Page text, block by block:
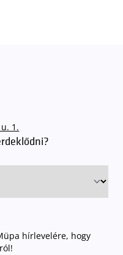
1.
hírlevelére, hogy